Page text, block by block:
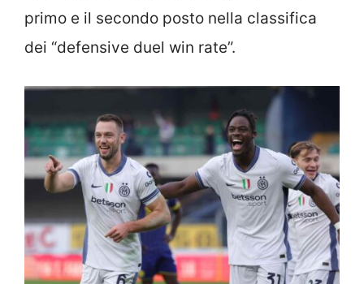
primo e il secondo posto nella classifica
dei “defensive duel win rate”.